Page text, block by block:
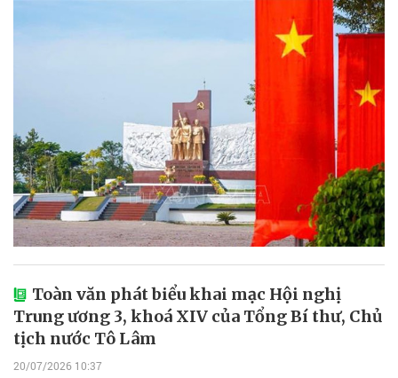
Toàn văn phát biểu khai mạc Hội nghị
Trung ương 3, khoá XIV của Tổng Bí thư, Chủ
tịch nước Tô Lâm
20/07/2026 10:37